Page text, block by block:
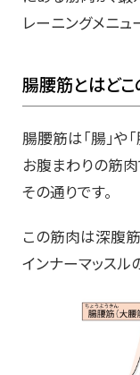
レーニングメニュ
腸腰筋とはどこ
腸腰筋は「腸」や
お腹まわりの筋肉
その通りです。
この筋肉は深腹
インナーマッスル